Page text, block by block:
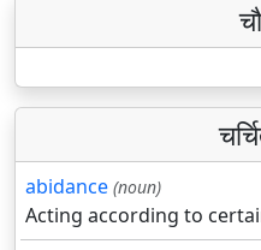
abidance (noun)
Acting according to